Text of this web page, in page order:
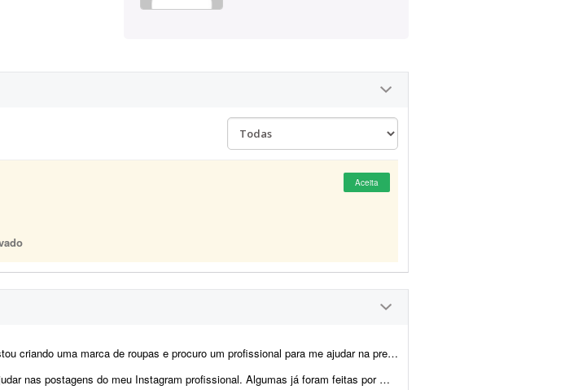
Aceita
uma marca de roupas e procuro um profissional para me ajudar na preparação das artes, montagem dos produtos e criação das imagens para e-commerce e an&uacu...
Instagram profissional. Algumas já foram feitas por mim, mas precisam ser melhoradas. Algumas pretendo manter como est&ati...